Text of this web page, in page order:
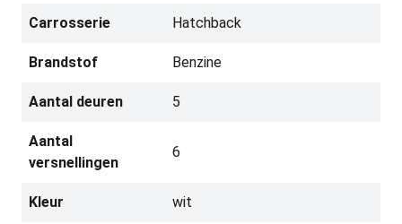
Carrosserie Hatchback
Brandstof Benzine
Aantal deuren 5
Aantal
versnellingen
6
Kleur wit